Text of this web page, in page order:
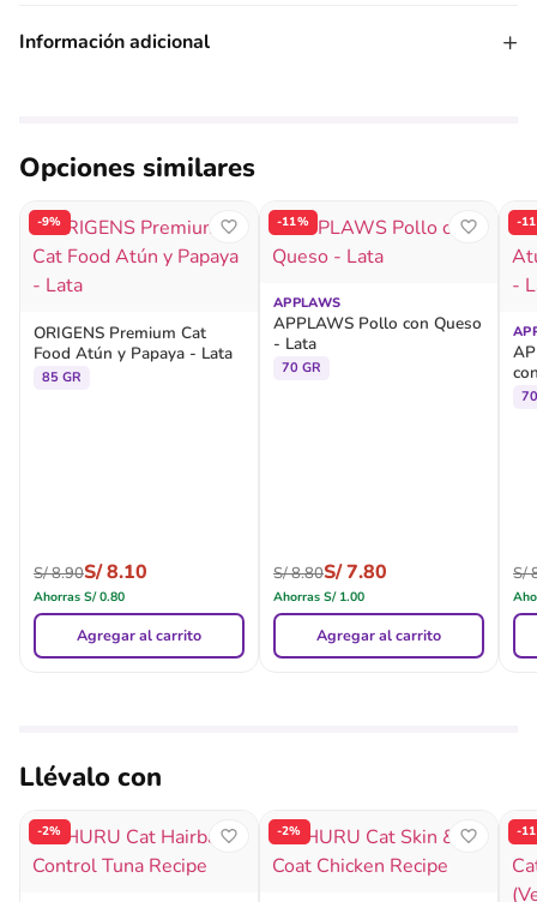
Información adicional +
Opciones similares
-9%
ORIGENS Premium Cat
Food Atún y Papaya - Lata
85 GR
S/8.90S/8.10
Ahorras S/0.80
Agregar al carrito
-11%
APPLAWS
APPLAWS Pollo con Queso
- Lata
70 GR
S/8.80S/7.80
Ahorras S/1.00
Agregar al carrito
-
S/
Llévalo con
-2% -2% -